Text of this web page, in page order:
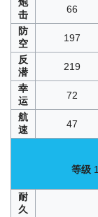
炮
击
66
防
空
197
反
潜
219
幸
运
72
航
速
47
等级
耐
久